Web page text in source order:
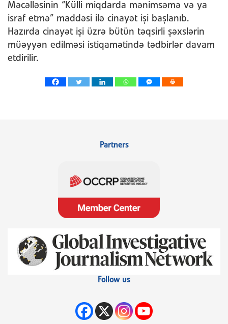
Məcəlləsinin “Külli miqdarda mənimsəmə və ya
israf etmə” maddəsi ilə cinayət işi başlanıb.
Hazırda cinayət işi üzrə bütün təqsirli şəxslərin
müəyyən edilməsi istiqamətində tədbirlər davam
etdirilir.
Partners
Follow us